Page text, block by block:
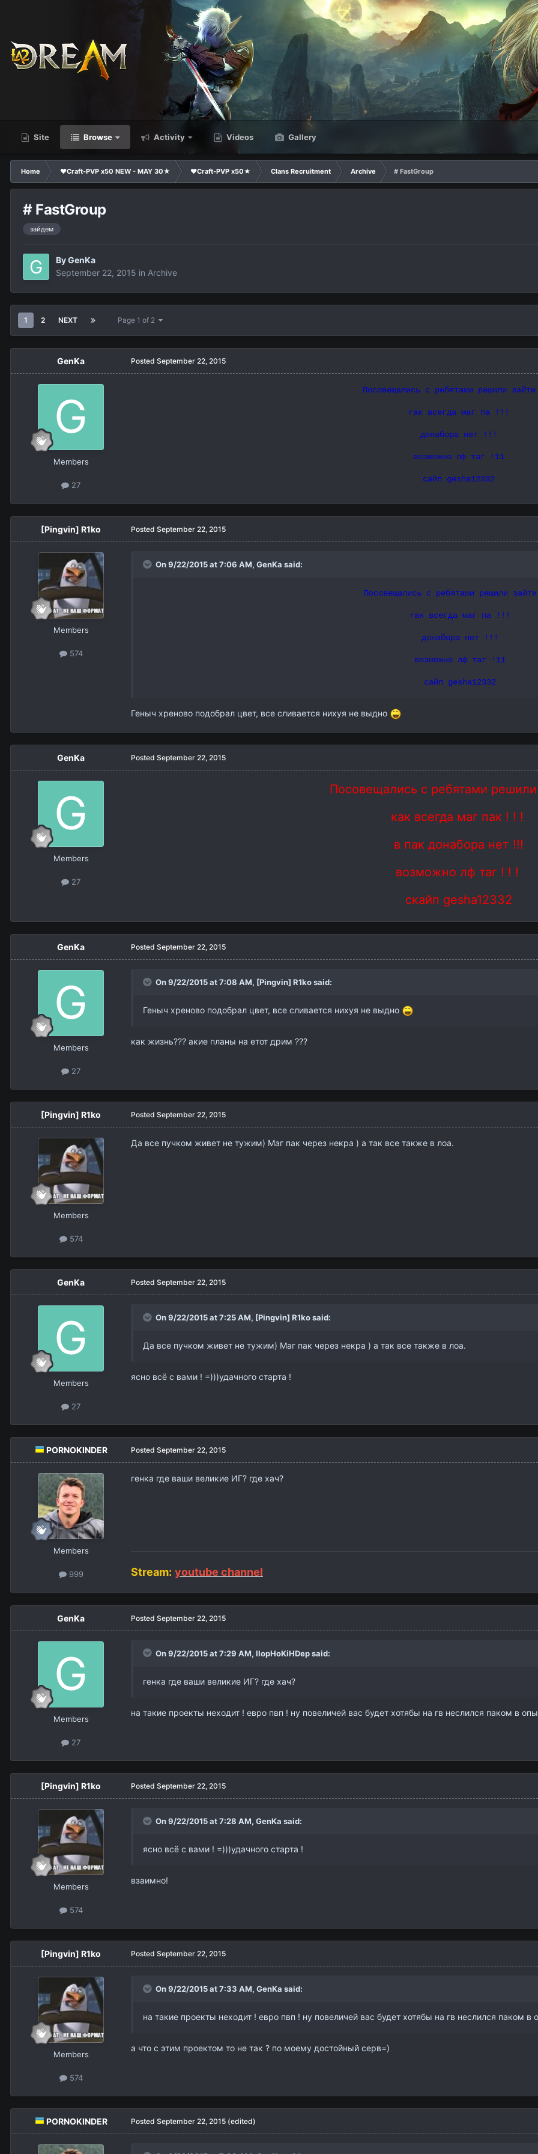
Site Browse Activity Videos Gallery
Home ❤Craft-PVP x50 NEW - MAY 30★ ❤Craft-PVP x50★ Clans Recruitment Archive # FastGroup
# FastGroup
зайдем
ByGenKa
September 22, 2015 in Archive
1 2 NEXT Page 1 of 2
GenKa
Members
27
Posted September 22, 2015
Посовещались с ребятами решили
rак всегда маг па !!!
донабора нет !!!
возможно лф таг !11
сайп gesha12332
[Pingvin] R1ko
Members
574
Posted September 22, 2015
On 9/22/2015 at 7:06 AM, GenKa said:
Посовещались с ребятами решили
rак всегда маг па !!!
донабора нет !!!
возможно лф таг !11
сайп gesha12332
Геныч хреново подобрал цвет, все сливается нихуя не выдно
GenKa
Members
27
Posted September 22, 2015
Посовещались с ребятами решили
как всегда маг пак ! ! !
в пак донабора нет !!!
возможно лф таг ! ! !
скайп gesha12332
GenKa
Members
27
Posted September 22, 2015
On 9/22/2015 at 7:08 AM, [Pingvin] R1kosaid:
Геныч хреново подобрал цвет, все сливается нихуя не выдно
как жизнь??? акие планы на етот дрим ???
[Pingvin] R1ko
Members
574
Posted September 22, 2015
Да все пучком живет не тужим) Маг пак через некра ) а так все также в лоа.
GenKa
Members
27
Posted September 22, 2015
On 9/22/2015 at 7:25 AM, [Pingvin] R1kosaid:
Да все пучком живет не тужим) Маг пак через некра ) а так все также в лоа.
ясно всё с вами ! =)))удачного старта !
PORNOKINDER
Members
999
Posted September 22, 2015
генка где ваши великие ИГ? где хач?
Stream: youtube channel
GenKa
Members
27
Posted September 22, 2015
On 9/22/2015 at 7:29 AM, IIopHoKiHDepsaid:
генка где ваши великие ИГ? где хач?
на такие проекты неходит ! евро пвп ! ну повеличей вас будет хотябы на гв неслился паком в опы
[Pingvin] R1ko
Members
574
Posted September 22, 2015
On 9/22/2015 at 7:28 AM, GenKa said:
ясно всё с вами ! =)))удачного старта !
взаимно!
[Pingvin] R1ko
Members
574
Posted September 22, 2015
On 9/22/2015 at 7:33 AM, GenKa said:
на такие проекты неходит ! евро пвп ! ну повеличей вас будет хотябы на гв неслился паком в
а что с этим проектом то не так ? по моему достойный серв=)
PORNOKINDER Posted September 22, 2015 (edited)